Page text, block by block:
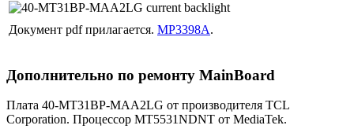
Документ pdf прилагается. MP3398A.
Дополнительно по ремонту MainBoard
Плата 40-MT31BP-MAA2LG от производителя TCL
Corporation. Процессор MT5531NDNT от MediaTek.